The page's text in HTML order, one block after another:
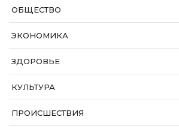
ОБЩЕСТВО
ЭКОНОМИКА
ЗДОРОВЬЕ
КУЛЬТУРА
ПРОИСШЕСТВИЯ